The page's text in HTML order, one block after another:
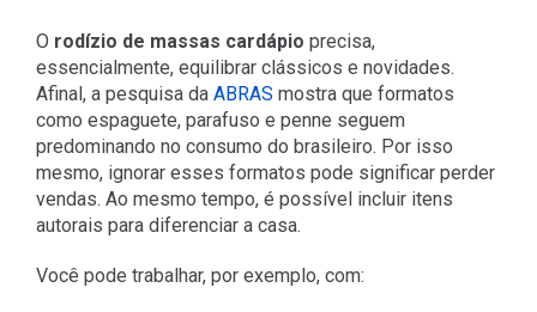
O rodízio de massas cardápio precisa,
essencialmente, equilibrar clássicos e novidades.
Afinal, a pesquisa da ABRAS mostra que formatos
como espaguete, parafuso e penne seguem
predominando no consumo do brasileiro. Por isso
mesmo, ignorar esses formatos pode significar perder
vendas. Ao mesmo tempo, é possível incluir itens
autorais para diferenciar a casa.
Você pode trabalhar, por exemplo, com: